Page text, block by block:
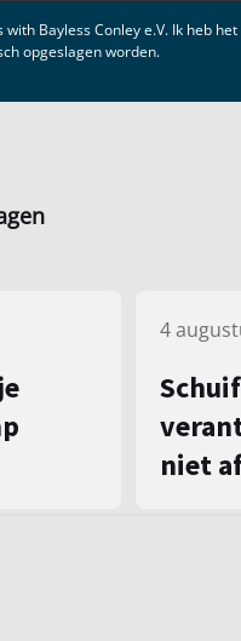
Bayless Conley e.V. Ik heb het
opgeslagen worden.
4
niet